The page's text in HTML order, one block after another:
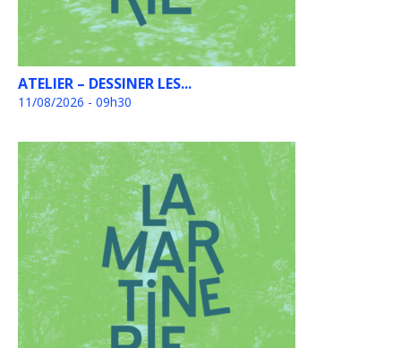
ATELIER – DESSINER LES...
11/08/2026 - 09h30